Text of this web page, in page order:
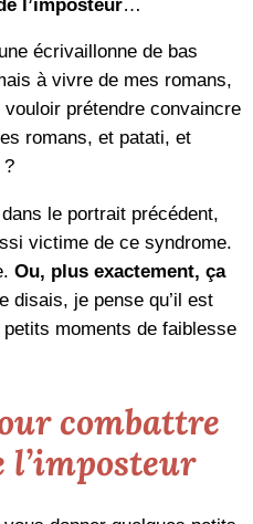
l’imposteur…
écrivaillonne de bas
à vivre de mes romans,
vouloir prétendre convaincre
romans, et patati, et
?
le portrait précédent,
victime de ce syndrome.
Ou, plus exactement, ça
disais, je pense qu’il est
moments de faiblesse
combattre
l’imposteur